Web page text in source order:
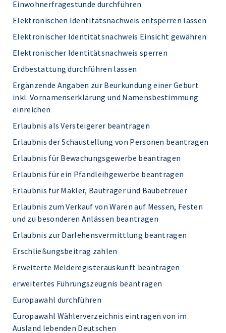
Einwohnerfragestunde durchführen
Elektronischen Identitätsnachweis entsperren lassen
Elektronischer Identitätsnachweis Einsicht gewähren
Elektronischer Identitätsnachweis sperren
Erdbestattung durchführen lassen
Ergänzende Angaben zur Beurkundung einer Geburt
inkl. Vornamenserklärung und Namensbestimmung
einreichen
Erlaubnis als Versteigerer beantragen
Erlaubnis der Schaustellung von Personen beantragen
Erlaubnis für Bewachungsgewerbe beantragen
Erlaubnis für ein Pfandleihgewerbe beantragen
Erlaubnis für Makler, Bauträger und Baubetreuer
Erlaubnis zum Verkauf von Waren auf Messen, Festen
und zu besonderen Anlässen beantragen
Erlaubnis zur Darlehensvermittlung beantragen
Erschließungsbeitrag zahlen
Erweiterte Melderegisterauskunft beantragen
erweitertes Führungszeugnis beantragen
Europawahl durchführen
Europawahl Wählerverzeichnis eintragen von im
Ausland lebenden Deutschen